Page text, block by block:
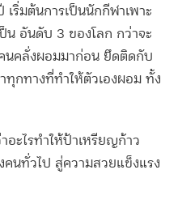
เริ่มต้นการเป็นนักกีฬาเพาะ
น อันดับ 3 ของโลก กว่าจะ
คนคลั่งผอมมาก่อน ยึดติดกับ
ทุกทางที่ทำให้ตัวเองผอม ทั้ง
ะไรทำให้ป้าเหรียญก้าว
นทั่วไป สู่ความสวยแข็งแรง